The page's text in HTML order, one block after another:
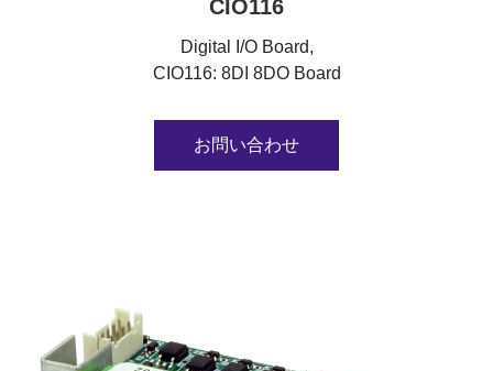
CIO116
Digital I/O Board,
CIO116: 8DI 8DO Board
お問い合わせ